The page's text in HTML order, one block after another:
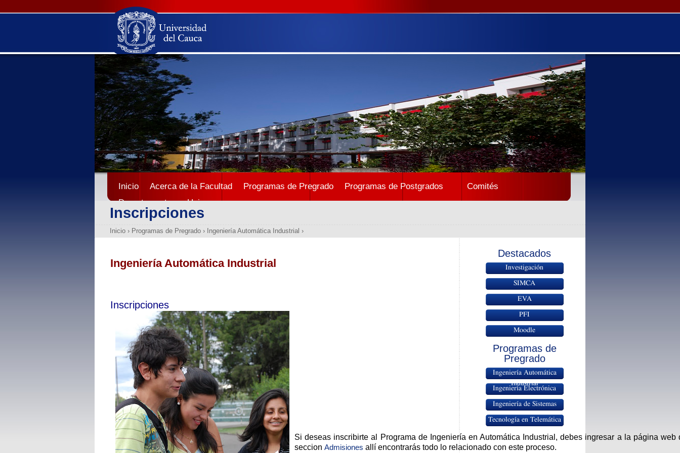
Inicio Acerca de la Facultad Programas de Pregrado Programas de Postgrados
Comités
Departamentos
Unicauca
Inscripciones
Inicio › Programas de Pregrado › Ingeniería Automática Industrial ›
Ingeniería Automática Industrial
Inscripciones
Si deseas inscribirte al Programa de Ingeniería en Automática Industrial, debes ingresar a la página
seccion Admisiones allí encontrarás todo lo relacionado con este proceso.
Destacados
Investigación
SIMCA
EVA
PFI
Moodle
Programas de
Pregrado
Ingeniería Automática
Industrial
Ingeniería Electrónica
Ingeniería de Sistemas
Tecnología en Telemática